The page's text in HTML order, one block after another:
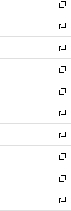
で
開
く
ド
ウ
で
開
く
新
し
い
ウ
ィ
ン
ド
ウ
で
開
く
新
し
い
ウ
ィ
ン
ド
ウ
で
開
く
新
し
い
ウ
ィ
ン
ド
ウ
で
開
く
新
し
い
ウ
ィ
ン
ド
ウ
で
開
く
新
し
い
ウ
ィ
ン
ド
ウ
で
開
く
新
し
い
ウ
ィ
ン
ド
ウ
で
新
し
い
ウ
ィ
ン
ド
新
し
い
ウ
ィ
新
し
い
新